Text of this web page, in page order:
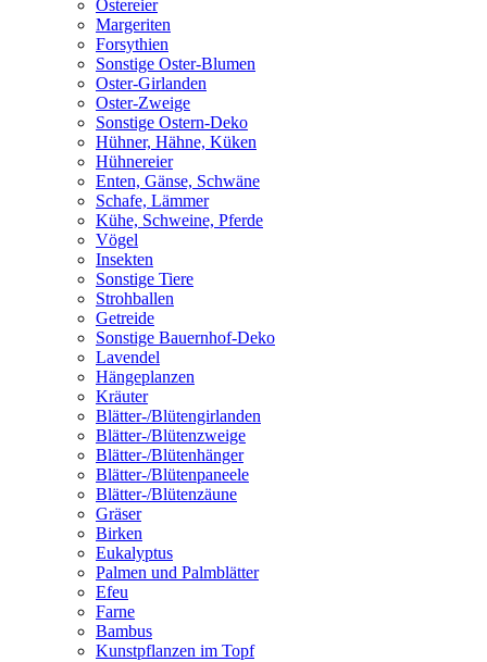
Ostereier
Margeriten
Forsythien
Sonstige Oster-Blumen
Oster-Girlanden
Oster-Zweige
Sonstige Ostern-Deko
Hühner, Hähne, Küken
Hühnereier
Enten, Gänse, Schwäne
Schafe, Lämmer
Kühe, Schweine, Pferde
Vögel
Insekten
Sonstige Tiere
Strohballen
Getreide
Sonstige Bauernhof-Deko
Lavendel
Hängeplanzen
Kräuter
Blätter-/Blütengirlanden
Blätter-/Blütenzweige
Blätter-/Blütenhänger
Blätter-/Blütenpaneele
Blätter-/Blütenzäune
Gräser
Birken
Eukalyptus
Palmen und Palmblätter
Efeu
Farne
Bambus
Kunstpflanzen im Topf